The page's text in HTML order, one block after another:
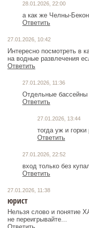
28.01.2026, 22:00
а как же Челны-
Ответить
27.01.2026, 10:42
Интересно посмотреть в
на водные развлечения
Ответить
27.01.2026, 11:36
Отдельные
Ответить
27.01.2026, 13:44
тогда уж и
Ответить
27.01.2026, 22:52
вход только без
Ответить
27.01.2026, 11:38
юрист
Нельзя слово и понятие
не переигрывайте...